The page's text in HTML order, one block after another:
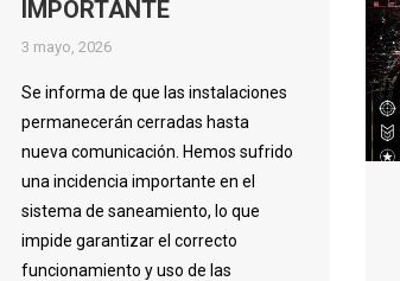
IMPORTANTE
3 mayo, 2026
Se informa de que las instalaciones
permanecerán cerradas hasta
nueva comunicación. Hemos sufrido
una incidencia importante en el
sistema de saneamiento, lo que
impide garantizar el correcto
funcionamiento y uso de las